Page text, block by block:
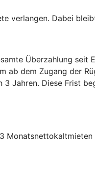
verlangen. Dabei
Überzahlung seit
ab dem Zugang der
Jahren. Diese Frist